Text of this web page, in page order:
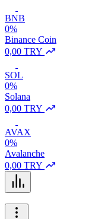
BNB
0%
Binance Coin
0,00 TRY
SOL
0%
Solana
0,00 TRY
AVAX
0%
Avalanche
0,00 TRY